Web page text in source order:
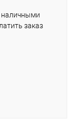
наличными
заказ